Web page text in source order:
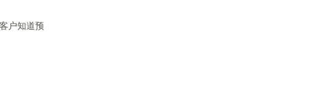
户知道预